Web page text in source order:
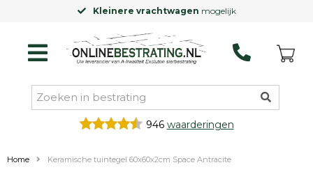
Kleinere vrachtwagen mogelijk
946 waarderingen
Home Keramische tuintegel 60x60x2cm Space Antracite